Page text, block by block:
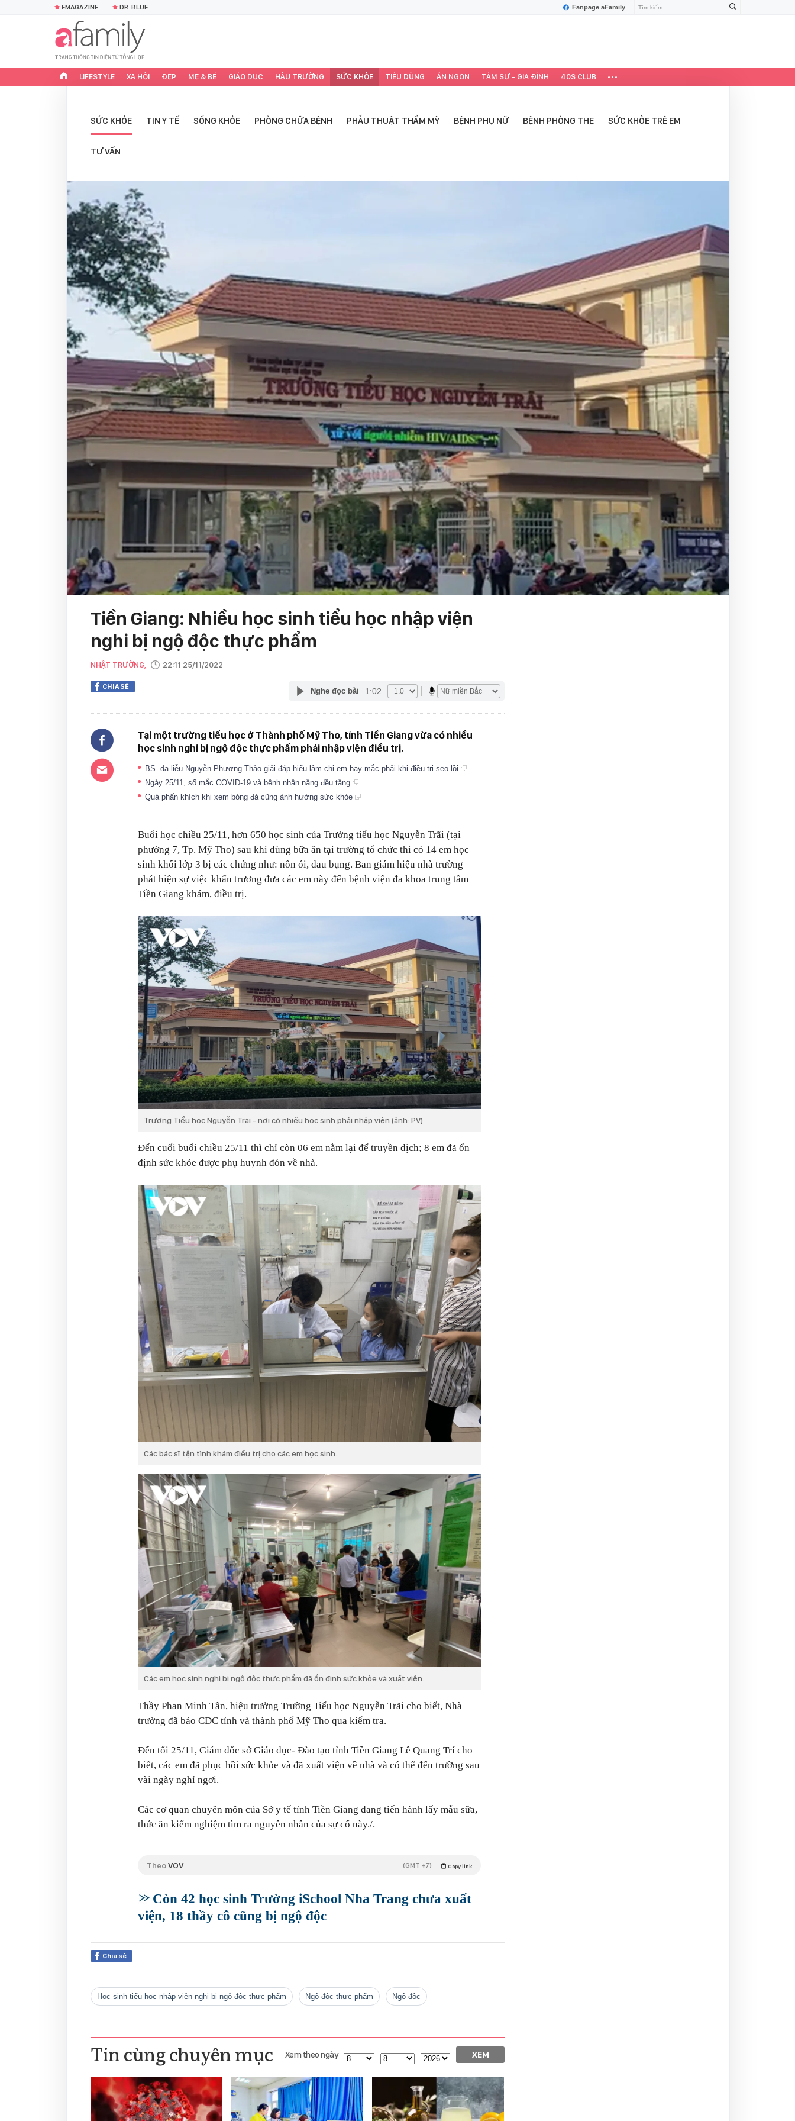
Fanpage aFamily
EMAGAZINE DR. BLUE
LIFESTYLE XÃ HỘI ĐẸP MẸ & BÉ GIÁO DỤC HẬU TRƯỜNG SỨC KHỎE TIÊU DÙNG ĂN NGON TÂM SỰ - GIA ĐÌNH 40S CLUB
SỨC KHỎE TIN Y TẾ SỐNG KHỎE PHÒNG CHỮA BỆNH PHẪU THUẬT THẨM MỸ BỆNH PHỤ NỮ BỆNH PHÒNG THE SỨC KHỎE TRẺ EM
TƯ VẤN
Tiền Giang: Nhiều học sinh tiểu học nhập viện
nghi bị ngộ độc thực phẩm
NHẬT TRƯỜNG, 22:11 25/11/2022
CHIA SẺ Nghe đọc bài 1:02
Tại một trường tiểu học ở Thành phố Mỹ Tho, tỉnh Tiền Giang vừa có nhiều
học sinh nghi bị ngộ độc thực phẩm phải nhập viện điều trị.
BS. da liễu Nguyễn Phương Thảo giải đáp hiểu lầm chị em hay mắc phải khi điều trị sẹo lồi
Ngày 25/11, số mắc COVID-19 và bệnh nhân nặng đều tăng
Quá phấn khích khi xem bóng đá cũng ảnh hưởng sức khỏe
Buổi học chiều 25/11, hơn 650 học sinh của Trường tiểu học Nguyễn Trãi (tại
phường 7, Tp. Mỹ Tho) sau khi dùng bữa ăn tại trường tổ chức thì có 14 em học
sinh khối lớp 3 bị các chứng như: nôn ói, đau bụng. Ban giám hiệu nhà trường
phát hiện sự việc khẩn trương đưa các em này đến bệnh viện đa khoa trung tâm
Tiền Giang khám, điều trị.
Trường Tiểu học Nguyễn Trãi - nơi có nhiều học sinh phải nhập viện (ảnh: PV)
Đến cuối buổi chiều 25/11 thì chỉ còn 06 em nằm lại để truyền dịch; 8 em đã ổn
định sức khỏe được phụ huynh đón về nhà.
Các bác sĩ tận tình khám điều trị cho các em học sinh.
Các em học sinh nghi bị ngộ độc thực phẩm đã ổn định sức khỏe và xuất viện.
Thầy Phan Minh Tân, hiệu trưởng Trường Tiểu học Nguyễn Trãi cho biết, Nhà
trường đã báo CDC tỉnh và thành phố Mỹ Tho qua kiểm tra.
Đến tối 25/11, Giám đốc sở Giáo dục- Đào tạo tỉnh Tiền Giang Lê Quang Trí cho
biết, các em đã phục hồi sức khỏe và đã xuất viện về nhà và có thể đến trường sau
vài ngày nghỉ ngơi.
Các cơ quan chuyên môn của Sở y tế tỉnh Tiền Giang đang tiến hành lấy mẫu sữa,
thức ăn kiểm nghiệm tìm ra nguyên nhân của sự cố này./.
TheoVOV Copy link
(GMT +7)
Còn 42 học sinh Trường iSchool Nha Trang chưa xuất
viện, 18 thầy cô cũng bị ngộ độc
Chia sẻ
học sinh tiểu học nhập viện nghi bị ngộ độc thực phẩm ngộ độc thực phẩm ngộ độc
Tin cùng chuyên mục Xem theo ngày XEM